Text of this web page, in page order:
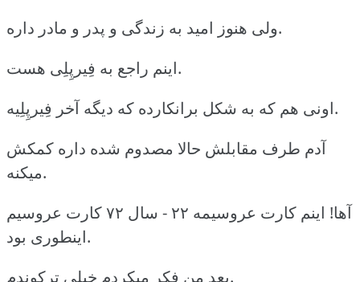
ولی هنوز امید به زندگی و پدر و مادر داره.
اینم راجع به فِیرپِلِی هست.
اونی هم که به شکل برانکارده که دیگه آخر فِیرپِلِیه.
آدم طرف مقابلش حالا مصدوم شده داره کمکش
میکنه.
آها! اینم کارت عروسیمه ۲۲ - سال ۷۲ کارت عروسیم
اینطوری بود.
بعد من فکر میکردم خیلی ترکوندم.